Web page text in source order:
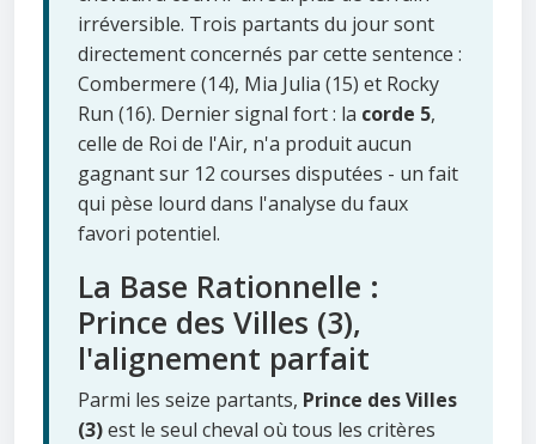
irréversible. Trois partants du jour sont
directement concernés par cette sentence :
Combermere (14), Mia Julia (15) et Rocky
Run (16). Dernier signal fort : la corde 5,
celle de Roi de l'Air, n'a produit aucun
gagnant sur 12 courses disputées - un fait
qui pèse lourd dans l'analyse du faux
favori potentiel.
La Base Rationnelle :
Prince des Villes (3),
l'alignement parfait
Parmi les seize partants, Prince des Villes
(3)est le seul cheval où tous les critères